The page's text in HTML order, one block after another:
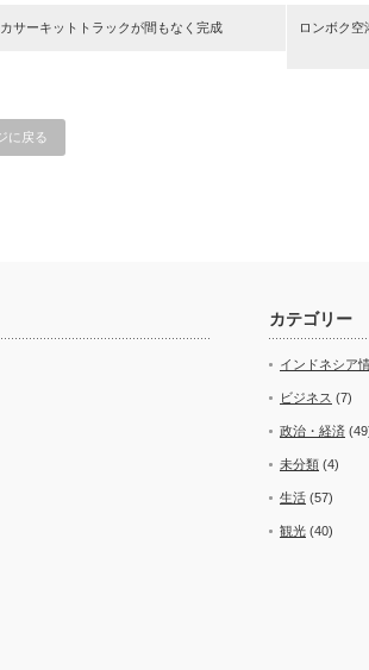
サーキットトラックが間もなく完成
ロンボク
に戻る
カテゴリー
インドネシア
ビジネス (7)
政治・経済
未分類 (4)
生活 (57)
観光 (40)